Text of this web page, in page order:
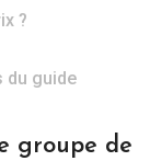
?
du guide
groupe de